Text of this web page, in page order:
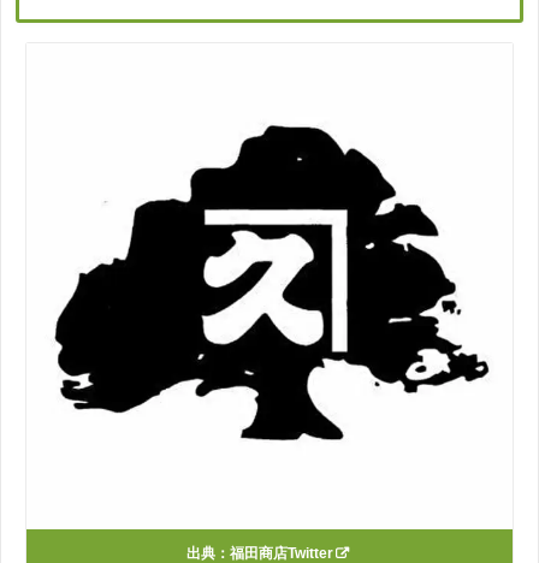
出典： 福田商店Twitter